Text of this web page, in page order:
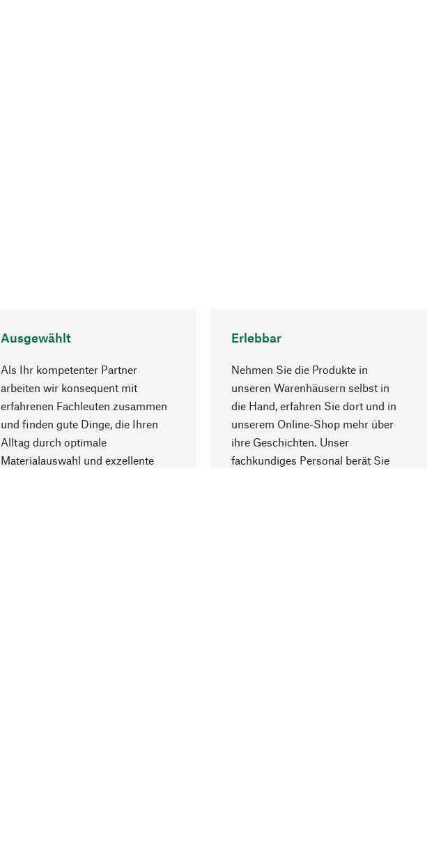
Ausgewählt
Als Ihr kompetenter Partner
arbeiten wir konsequent mit
erfahrenen Fachleuten zusammen
und finden gute Dinge, die Ihren
Alltag durch optimale
Materialauswahl und exzellente
Erlebbar
Nehmen Sie die Produkte in
unseren Warenhäusern selbst in
die Hand, erfahren Sie dort und in
unserem Online-Shop mehr über
ihre Geschichten. Unser
fachkundiges Personal berät Sie